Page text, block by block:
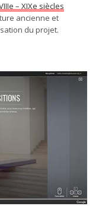
– XIXe siècles
ancienne et
du projet.